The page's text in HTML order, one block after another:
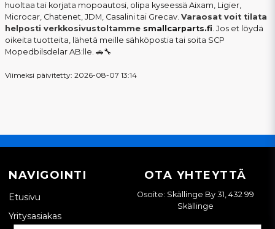
huoltaa tai korjata mopoautosi, olipa kyseessä Aixam, Ligier,
Microcar, Chatenet, JDM, Casalini tai Grecav. Varaosat voit tilata
helposti verkkosivustoltamme smallcarparts.fi. Jos et löydä
oikeita tuotteita, lähetä meille sähköpostia tai soita SCP
Mopedbilsdelar AB:lle. 🚗🔧
Viimeksi päivitetty: 2026-08-07 13:14
NAVIGOINTI
Etusivu
Yritysasiakas
OTA YHTEYTTÄ
Osoite: Skällinge By 31, 432 99
Skällinge